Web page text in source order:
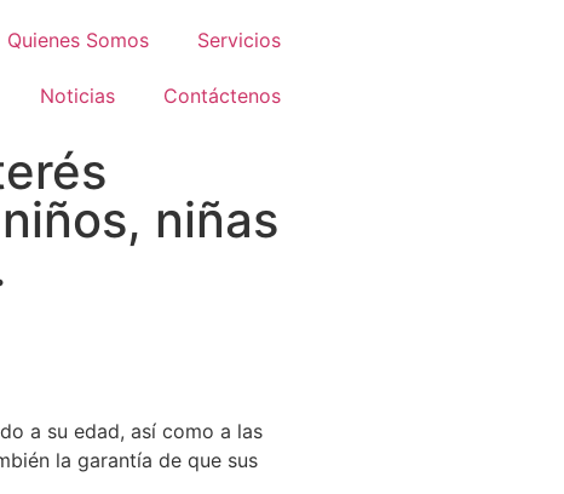
Quienes Somos Servicios
Noticias Contáctenos
niñas
a su edad, así como a las
la garantía de que sus